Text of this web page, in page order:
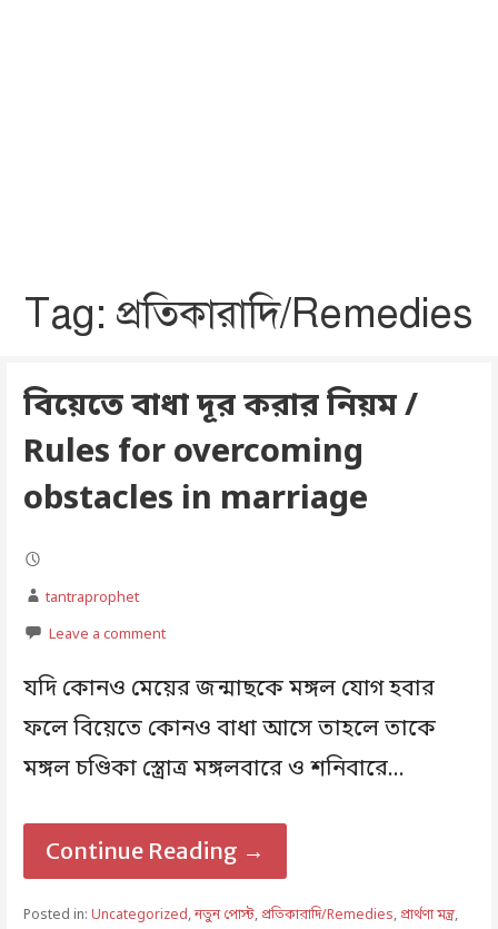
Tag: প্রতিকারাদি/Remedies
বিয়েতে বাধা দূর করার নিয়ম /
Rules for overcoming
obstacles in marriage
tantraprophet
Leave a comment
যদি কোনও মেয়ের জন্মাছকে মঙ্গল যোগ হবার
ফলে বিয়েতে কোনও বাধা আসে তাহলে তাকে
মঙ্গল চণ্ডিকা স্ত্রোত্র মঙ্গলবারে ও শনিবারে…
Continue Reading →
Posted in: Uncategorized,নতুন পোস্ট, প্রতিকারাদি/Remedies, প্রার্থণা মন্ত্র,